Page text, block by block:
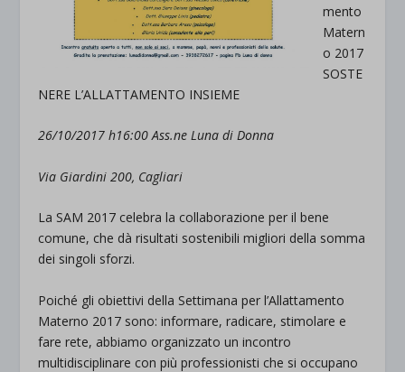
mento
Matern
o 2017
SOSTE
NERE L’ALLATTAMENTO INSIEME
26/10/2017 h16:00 Ass.ne Luna di Donna
Via Giardini 200, Cagliari
La SAM 2017 celebra la collaborazione per il bene
comune, che dà risultati sostenibili migliori della somma
dei singoli sforzi.
Poiché gli obiettivi della Settimana per l’Allattamento
Materno 2017 sono: informare, radicare, stimolare e
fare rete, abbiamo organizzato un incontro
multidisciplinare con più professionisti che si occupano